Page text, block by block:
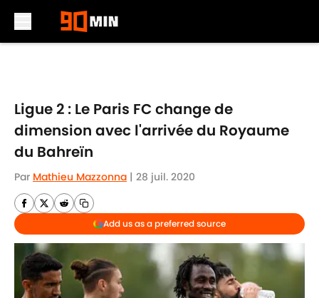
Ligue 2 : Le Paris FC change de
dimension avec l'arrivée du Royaume
du Bahreïn
Par Mathieu Mazzonna | 28 juil. 2020
Add us as a preferred source